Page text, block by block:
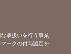
取扱いを行う事業
ークの付与認定を